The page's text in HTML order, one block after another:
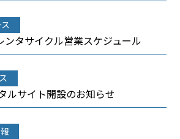
ンタサイクル営業スケジュール
ルサイト開設のお知らせ